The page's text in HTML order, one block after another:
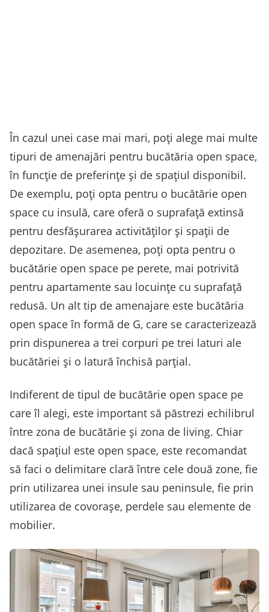
În cazul unei case mai mari, poți alege mai multe
tipuri de amenajări pentru bucătăria open space,
în funcție de preferințe și de spațiul disponibil.
De exemplu, poți opta pentru o bucătărie open
space cu insulă, care oferă o suprafață extinsă
pentru desfășurarea activităților și spații de
depozitare. De asemenea, poți opta pentru o
bucătărie open space pe perete, mai potrivită
pentru apartamente sau locuințe cu suprafață
redusă. Un alt tip de amenajare este bucătăria
open space în formă de G, care se caracterizează
prin dispunerea a trei corpuri pe trei laturi ale
bucătăriei și o latură închisă parțial.
Indiferent de tipul de bucătărie open space pe
care îl alegi, este important să păstrezi echilibrul
între zona de bucătărie și zona de living. Chiar
dacă spațiul este open space, este recomandat
să faci o delimitare clară între cele două zone, fie
prin utilizarea unei insule sau peninsule, fie prin
utilizarea de covorașe, perdele sau elemente de
mobilier.